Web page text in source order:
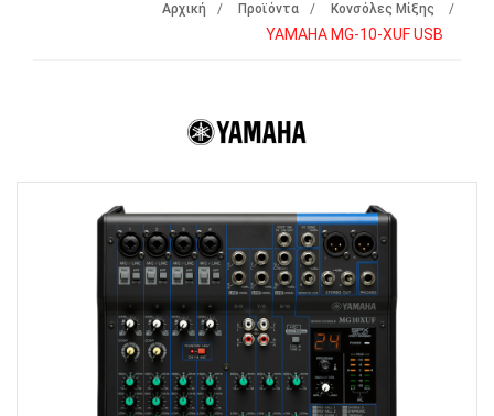
Αρχική Προϊόντα Κονσόλες Μίξης
YAMAHA MG-10-XUF USB